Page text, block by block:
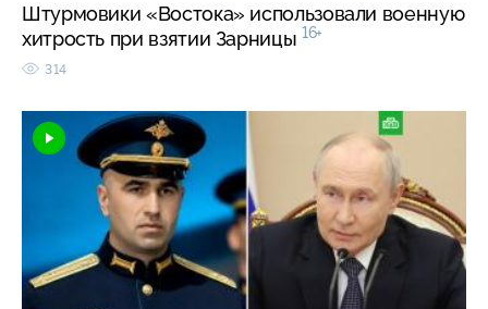
Штурмовики «Востока» использовали военную
хитрость при взятии Зарницы 16+
314